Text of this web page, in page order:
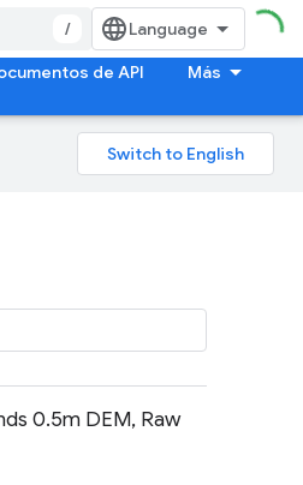
/
de API Más
0.5m DEM, Raw